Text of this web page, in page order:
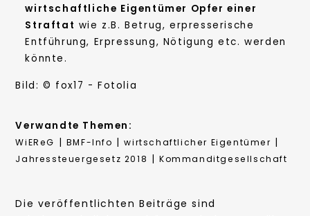
wirtschaftliche Eigentümer Opfer einer
Straftat wie z.B. Betrug, erpresserische
Entführung, Erpressung, Nötigung etc. werden
könnte.
Bild: © fox17 - Fotolia
Verwandte Themen:
WiEReG | BMF-Info |wirtschaftlicher Eigentümer |
Jahressteuergesetz 2018 |Kommanditgesellschaft
Die veröffentlichten Beiträge sind